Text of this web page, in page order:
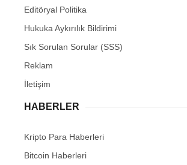
Editöryal Politika
Hukuka Aykırılık Bildirimi
Sık Sorulan Sorular (SSS)
Reklam
İletişim
HABERLER
Kripto Para Haberleri
Bitcoin Haberleri